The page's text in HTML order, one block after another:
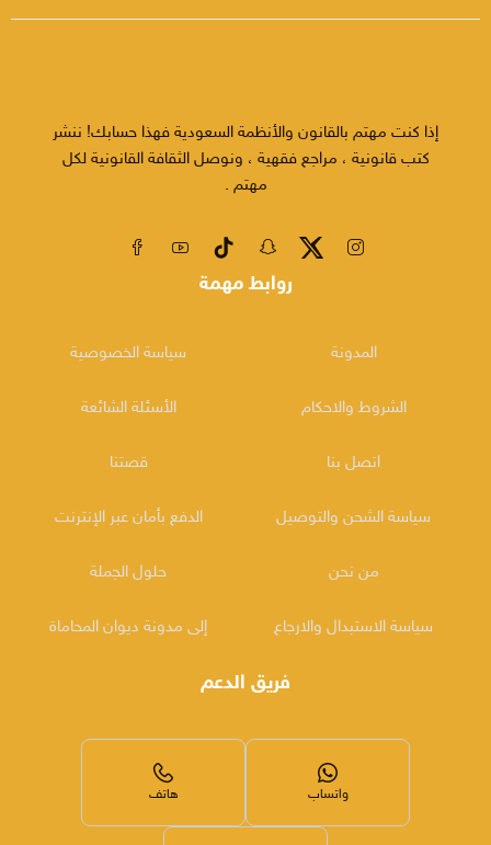
إذا كنت مهتم بالقانون والأنظمة السعودية فهذا حسابك! ننشر
كتب قانونية ، مراجع فقهية ، ونوصل الثقافة القانونية لكل
مهتم .
روابط مهمة
المدونة
الشروط والاحكام
اتصل بنا
سياسة الشحن والتوصيل
من نحن
سياسة الاستبدال والارجاع
سياسة الخصوصية
الأسئلة الشائعة
قصتنا
الدفع بأمان عبر الإنترنت
حلول الجملة
إلى مدونة ديوان المحاماة
فريق الدعم
واتساب هاتف